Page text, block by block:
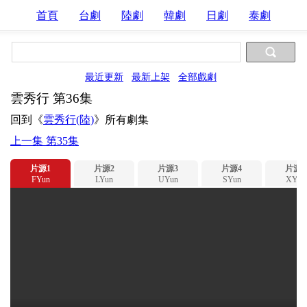
首頁 台劇 陸劇 韓劇 日劇 泰劇
最近更新 最新上架 全部戲劇
雲秀行 第36集
回到《雲秀行(陸)》所有劇集
上一集 第35集
片源1
FYun
片源2
LYun
片源3
UYun
片源4
SYun
片源5
XYun